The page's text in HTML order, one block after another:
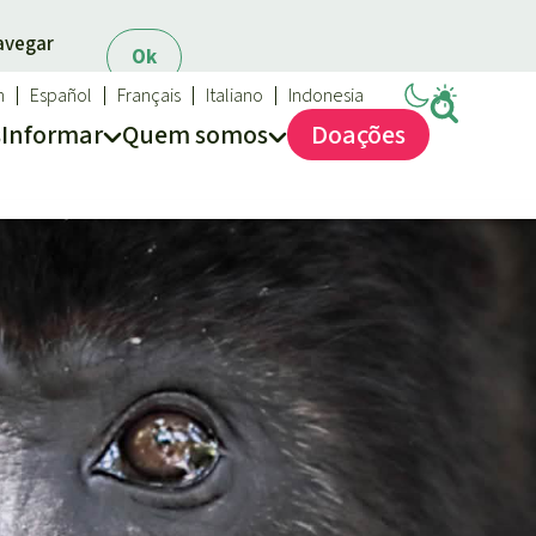
Ok
Informar Quem somos
Salve a Floresta
Quem somos
FAQ
Transparência
Contato
Español Français Italiano Indonesia
Doações
Proteção das florestas